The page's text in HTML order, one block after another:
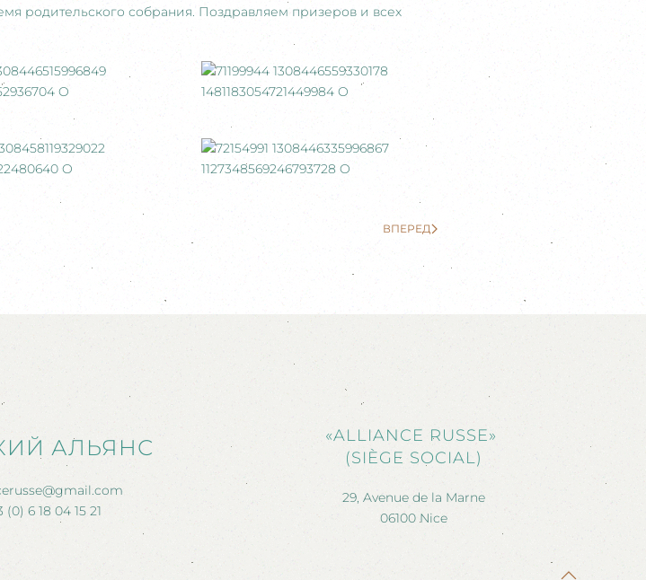
родительского собрания. Поздравляем призеров и всех
ВПЕРЕД
АЛЬЯНС
(0) 6 18 04 15 21
«ALLIANCE RUSSE»
(SIÈGE SOCIAL)
29, Avenue de la Marne
06100 Nice